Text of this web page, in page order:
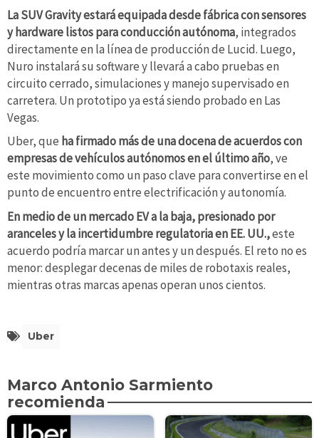
La SUV Gravity estará equipada desde fábrica con sensores
y hardware listos para conducción autónoma, integrados
directamente en la línea de producción de Lucid. Luego,
Nuro instalará su software y llevará a cabo pruebas en
circuito cerrado, simulaciones y manejo supervisado en
carretera. Un prototipo ya está siendo probado en Las
Vegas.
Uber, que ha firmado más de una docena de acuerdos con
empresas de vehículos autónomos en el último año, ve
este movimiento como un paso clave para convertirse en el
punto de encuentro entre electrificación y autonomía.
En medio de un mercado EV a la baja, presionado por
aranceles y la incertidumbre regulatoria en EE. UU.,este
acuerdo podría marcar un antes y un después. El reto no es
menor: desplegar decenas de miles de robotaxis reales,
mientras otras marcas apenas operan unos cientos.
Uber
Marco Antonio Sarmiento
recomienda